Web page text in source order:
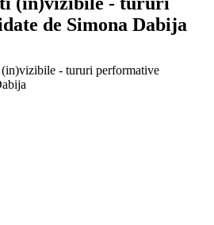
de Simona Dabija